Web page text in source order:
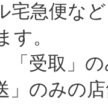
便など
す。
取」の
みの店